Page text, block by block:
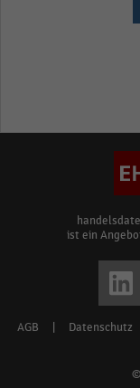
ist ein
Footer
AGB Datenschutz